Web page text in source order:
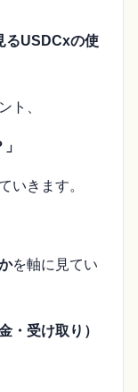
るUSDCxの使
ト、
いきます。
を軸に見てい
・受け取り）